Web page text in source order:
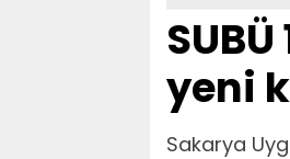
yeni
Sakarya